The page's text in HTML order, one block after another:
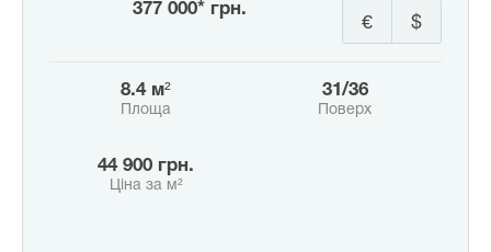
377 000* грн.
$
€
8.4 м²
Площа
31/36
Поверх
44 900 грн.
Ціна за м²